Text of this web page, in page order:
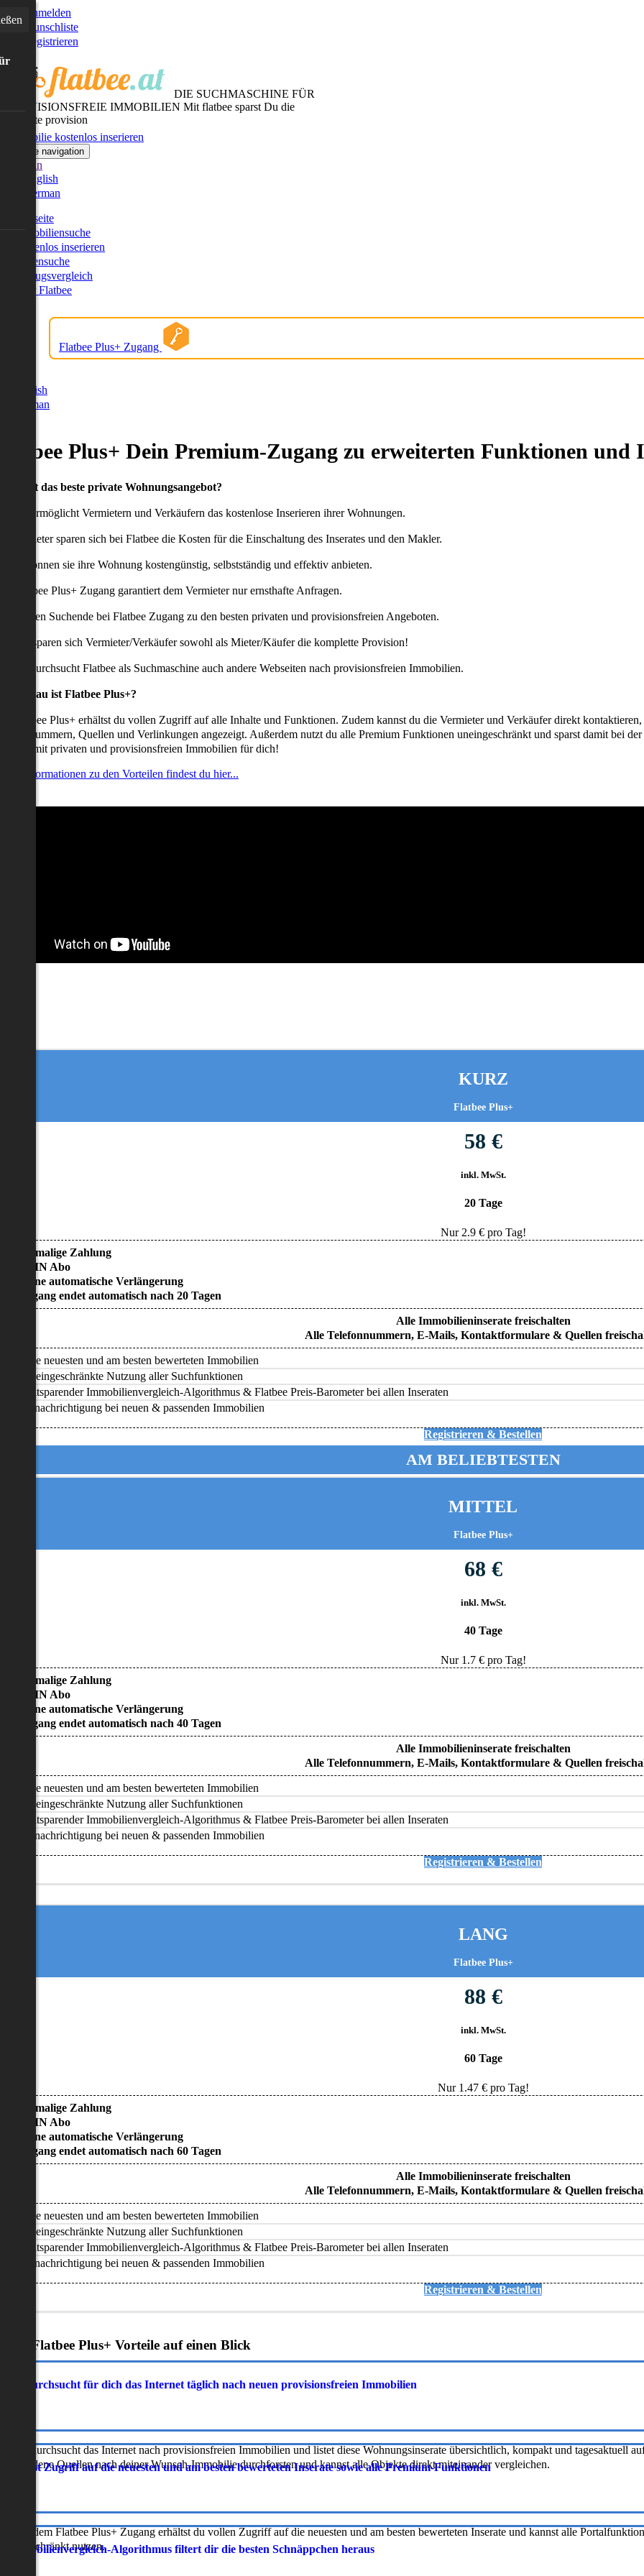
Anmelden
Wunschliste
Registrieren
DIE SUCHMASCHINE FÜR
PROVISIONSFREIE IMMOBILIEN Mit flatbee sparst Du die
gesamte provision
Immobilie kostenlos inserieren
Toggle navigation
German
English
German
Startseite
Immobiliensuche
Kostenlos inserieren
Kartensuche
Umzugsvergleich
Über Flatbee
Flatbee Plus+ Zugang
English
German
Plus+ Dein Premium-Zugang zu erweiterten Funktionen und
willst das beste private Wohnungsangebot?
ermöglicht Vermietern und Verkäufern das kostenlose Inserieren ihrer Wohnungen.
Anbieter sparen sich bei Flatbee die Kosten für die Einschaltung des Inserates und den Makler.
können sie ihre Wohnung kostengünstig, selbstständig und effektiv anbieten.
Flatbee Plus+ Zugang garantiert dem Vermieter nur ernsthafte Anfragen.
erhalten Suchende bei Flatbee Zugang zu den besten privaten und provisionsfreien Angeboten.
uns sparen sich Vermieter/Verkäufer sowohl als Mieter/Käufer die komplette Provision!
durchsucht Flatbee als Suchmaschine auch andere Webseiten nach provisionsfreien Immobilien.
genau ist Flatbee Plus+?
Flatbee Plus+ erhältst du vollen Zugriff auf alle Inhalte und Funktionen. Zudem kannst du die Vermieter und Verkäufer direkt
Quellen und Verlinkungen angezeigt. Außerdem nutzt du alle Premium Funktionen uneingeschränkt und sparst damit bei
mit privaten und provisionsfreien Immobilien für dich!
Informationen zu den Vorteilen findest du hier...
KURZ
Flatbee Plus+
58 €
inkl. MwSt.
20 Tage
Nur 2.9€ pro Tag!
• Einmalige Zahlung
• KEIN Abo
• Keine automatische Verlängerung
• Zugang endet automatisch nach 20 Tagen
Alle Immobilieninserate freischalten
Alle Telefonnummern, E-Mails, Kontaktformulare & Quellen
Alle neuesten und am besten bewerteten Immobilien
Uneingeschränkte Nutzung aller Suchfunktionen
Zeitsparender Immobilienvergleich-Algorithmus & Flatbee Preis-Barometer bei allen Inseraten
Benachrichtigung bei neuen & passenden Immobilien
Registrieren & Bestellen
AM BELIEBTESTEN
MITTEL
Flatbee Plus+
68 €
inkl. MwSt.
40 Tage
Nur 1.7€ pro Tag!
• Einmalige Zahlung
• KEIN Abo
• Keine automatische Verlängerung
• Zugang endet automatisch nach 40 Tagen
Alle Immobilieninserate freischalten
Alle Telefonnummern, E-Mails, Kontaktformulare & Quellen
Alle neuesten und am besten bewerteten Immobilien
Uneingeschränkte Nutzung aller Suchfunktionen
Zeitsparender Immobilienvergleich-Algorithmus & Flatbee Preis-Barometer bei allen Inseraten
Benachrichtigung bei neuen & passenden Immobilien
Registrieren & Bestellen
LANG
Flatbee Plus+
88 €
inkl. MwSt.
60 Tage
Nur 1.47€ pro Tag!
• Einmalige Zahlung
• KEIN Abo
• Keine automatische Verlängerung
• Zugang endet automatisch nach 60 Tagen
Alle Immobilieninserate freischalten
Alle Telefonnummern, E-Mails, Kontaktformulare & Quellen
Alle neuesten und am besten bewerteten Immobilien
Uneingeschränkte Nutzung aller Suchfunktionen
Zeitsparender Immobilienvergleich-Algorithmus & Flatbee Preis-Barometer bei allen Inseraten
Benachrichtigung bei neuen & passenden Immobilien
Registrieren & Bestellen
Flatbee Plus+ Vorteile auf einen Blick
durchsucht für dich das Internet täglich nach neuen provisionsfreien Immobilien
durchsucht das Internet nach provisionsfreien Immobilien und listet diese Wohnungsinserate übersichtlich, kompakt und tagesaktuell
Quellen nach deiner Wunsch-Immobilie durchforsten und kannst alle Objekte direkt miteinander vergleichen.
erhältst Zugriff auf die neuesten und am besten bewerteten Inserate sowie alle Premium-Funktionen
mit dem Flatbee Plus+ Zugang erhältst du vollen Zugriff auf die neuesten und am besten bewerteten Inserate und kannst alle
nutzen.
Immobilienvergleich-Algorithmus filtert dir die besten Schnäppchen heraus